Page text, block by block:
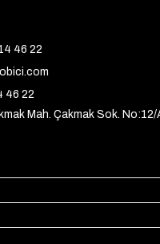
46 22
46 22
Mah. Çakmak Sok.